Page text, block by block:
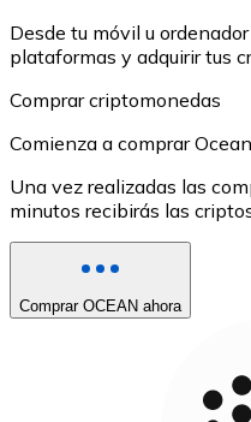
Desde tu móvil u
plataformas y adquirir tus
Comprar criptomonedas
Comienza a comprar
Una vez realizadas las
minutos recibirás las
Comprar OCEAN ahora